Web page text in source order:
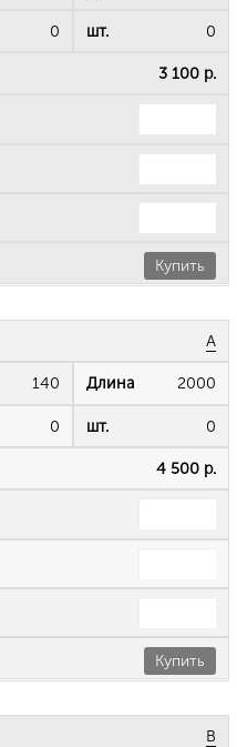
0 0
3 100 р.
Купить
А
140 2000
0 0
4 500 р.
Купить
B